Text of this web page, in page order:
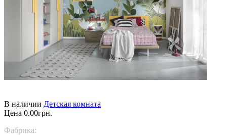
В наличии Детская комната
Цена 0.00грн.
Фабрика: